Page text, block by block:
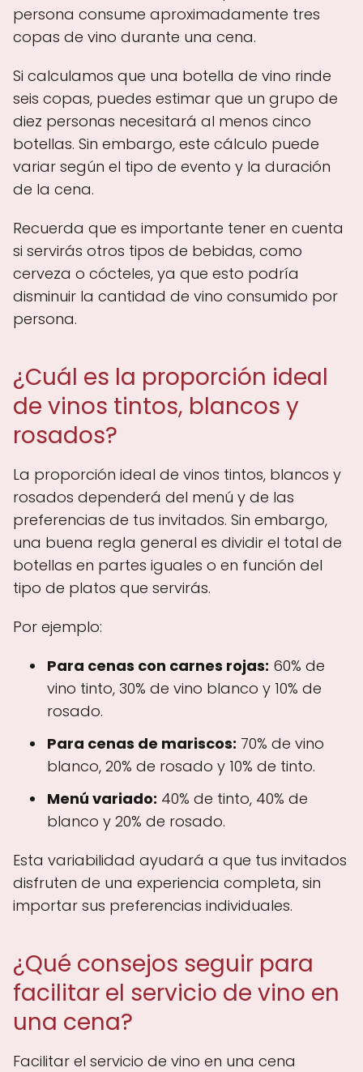
persona consume aproximadamente tres
copas de vino durante una cena.
Si calculamos que una botella de vino rinde
seis copas, puedes estimar que un grupo de
diez personas necesitará al menos cinco
botellas. Sin embargo, este cálculo puede
variar según el tipo de evento y la duración
de la cena.
Recuerda que es importante tener en cuenta
si servirás otros tipos de bebidas, como
cerveza o cócteles, ya que esto podría
disminuir la cantidad de vino consumido por
persona.
¿Cuál es la proporción ideal
de vinos tintos, blancos y
rosados?
La proporción ideal de vinos tintos, blancos y
rosados dependerá del menú y de las
preferencias de tus invitados. Sin embargo,
una buena regla general es dividir el total de
botellas en partes iguales o en función del
tipo de platos que servirás.
Por ejemplo:
Para cenas con carnes rojas: 60% de
vino tinto, 30% de vino blanco y 10% de
rosado.
Para cenas de mariscos: 70% de vino
blanco, 20% de rosado y 10% de tinto.
Menú variado: 40% de tinto, 40% de
blanco y 20% de rosado.
Esta variabilidad ayudará a que tus invitados
disfruten de una experiencia completa, sin
importar sus preferencias individuales.
¿Qué consejos seguir para
facilitar el servicio de vino en
una cena?
Facilitar el servicio de vino en una cena